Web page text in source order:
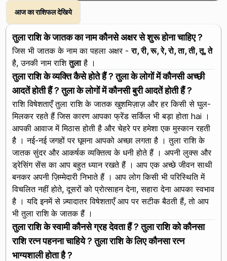
आज का राशिफल देखिये
तुला राशि के जातक का नाम कौनसे अक्षर से शुरू होना चाहिए ?
जिस भी जातक के नाम का पहला अक्षर -रा, री, रू, रे, रो, ता, ती, तू, ते
है, उनकी नाम राशितुलाहै ।
तुला राशि के व्यक्ति कैसे होते हैं ? तुला के लोगों में कौनसी अच्छी
आदतें होती हैं ? तुला के लोगों में कौनसी बुरी आदतें होती हैं ?
राशि विषेशताएँ तुला राशि के जातक खुशमिज़ाज़ और हर किसी से घुल-
मिलकर रहते हैं जिस कारण आपका फ्रेंड सर्किल भी बड़ा होता hai ।
आपकी आवाज में मिठास होती है और चेहरे पर हमेशा एक मुस्कान रहती
है । नई-नई जगहों पर घूमना आपको अच्छा लगता है । तुला राशि के
जातक सुंदर और आकर्षक व्यक्तित्व के धनी होते हैं । अपनी लुक्स और
ड्रेसिंग सेंस का आप बहुत ध्यान रखते हैं । आप एक अच्छे जीवन साथी
बनकर अपनी ज़िम्मेदारी निभाते हैं । आप लोग किसी भी परिस्थिति में
विचलित नहीं होते, दूसरों को प्रोत्साहन देना, सहारा देना आपका स्वभाव
है । यदि इनमें से ज़्यादातर विषेशताएँ आप पर सटीक बैठती हैं, तो आप
भी तुला राशि के जातक हैं ।
तुला राशि के स्वामी कौनसे ग्रह देवता हैं ? तुला राशि को कौनसा
राशि रत्न पहनना चाहिये ? तुला राशि के लिए कौनसा रत्न
भाग्यशाली होता है ?